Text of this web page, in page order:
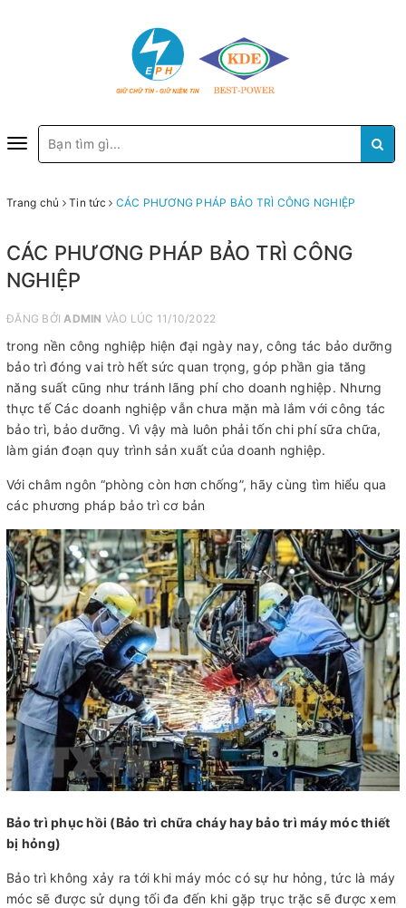
Toggle
navigation
Trang chủ Tin tức CÁC PHƯƠNG PHÁP BẢO TRÌ CÔNG NGHIỆP
CÁC PHƯƠNG PHÁP BẢO TRÌ CÔNG
NGHIỆP
ĐĂNG BỞI ADMIN VÀO LÚC 11/10/2022
trong nền công nghiệp hiện đại ngày nay, công tác bảo dưỡng
bảo trì đóng vai trò hết sức quan trọng, góp phần gia tăng
năng suất cũng như tránh lãng phí cho doanh nghiệp. Nhưng
thực tế Các doanh nghiệp vẫn chưa mặn mà lắm với công tác
bảo trì, bảo dưỡng. Vì vậy mà luôn phải tốn chi phí sữa chữa,
làm gián đoạn quy trình sản xuất của doanh nghiệp.
Với châm ngôn “phòng còn hơn chống”, hãy cùng tìm hiểu qua
các phương pháp bảo trì cơ bản
Bảo trì phục hồi (Bảo trì chữa cháy hay bảo trì máy móc thiết
bị hỏng)
Bảo trì không xảy ra tới khi máy móc có sự hư hỏng, tức là máy
móc sẽ được sử dụng tối đa đến khi gặp trục trặc sẽ được xem